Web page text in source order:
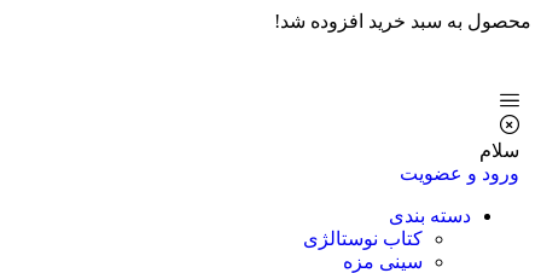
محصول به سبد خرید افزوده شد!
سلام
ورود و عضویت
دسته بندی
کتاب نوستالژی
سینی مزه